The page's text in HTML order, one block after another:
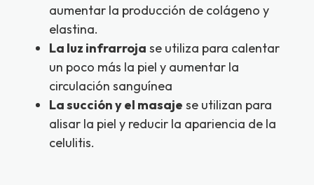
aumentar la producción de colágeno y
elastina.
La luz infrarroja se utiliza para calentar
un poco más la piel y aumentar la
circulación sanguínea
La succión y el masaje se utilizan para
alisar la piel y reducir la apariencia de la
celulitis.